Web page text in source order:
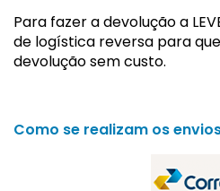
Para fazer a devolução a
de logística reversa para
devolução sem custo.
Como se realizam os